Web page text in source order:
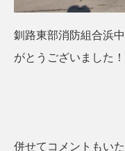
釧路東部消防組合浜
がとうございました！
併せてコメントもい